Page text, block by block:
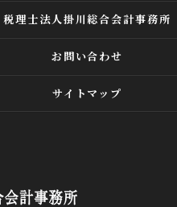
税理士法人掛川総合会計事務所
お問い合わせ
サイトマップ